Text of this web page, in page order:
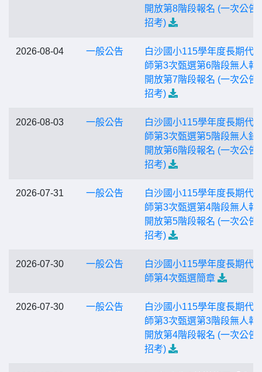
開放第8階段報名 (一次公告
招考)
2026-08-04 一般公告
白沙國小115學年度長期代
師第3次甄選第6階段無人報
開放第7階段報名 (一次公告
招考)
2026-08-03 一般公告
白沙國小115學年度長期代
師第3次甄選第5階段無人錄
開放第6階段報名 (一次公告
招考)
2026-07-31 一般公告
白沙國小115學年度長期代
師第3次甄選第4階段無人報
開放第5階段報名 (一次公告
招考)
2026-07-30 一般公告
白沙國小115學年度長期代
師第4次甄選簡章
2026-07-30 一般公告
白沙國小115學年度長期代
師第3次甄選第3階段無人報
開放第4階段報名 (一次公告
招考)